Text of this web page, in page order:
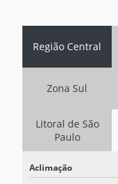
CARREGADORES
CONTRATAR SISTEMA
BESS
EMPRESA DE SISTEMA
FABRICANTE DE
FORNECEDOR DE
Região Central
Zona Sul
Litoral de São
Paulo
Aclimação